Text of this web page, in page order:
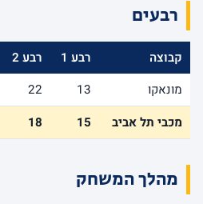
רבעים
קבוצה רבע 1 רבע 2
מונאקו
13
22
מכבי תל אביב
15
18
מהלך המשחק